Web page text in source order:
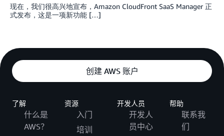
现在，我们很高兴地宣布，Amazon CloudFront SaaS Manager 正
式发布，这是一项新功能 […]
创建 AWS 账户
了解
什么是
AWS？
资源
入门
培训
开发人员
开发人
员中心
帮助
联系我
们